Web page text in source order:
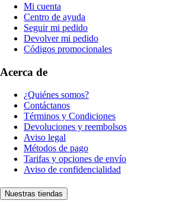
Mi cuenta
Centro de ayuda
Seguir mi pedido
Devolver mi pedido
Códigos promocionales
Acerca de
¿Quiénes somos?
Contáctanos
Términos y Condiciones
Devoluciones y reembolsos
Aviso legal
Métodos de pago
Tarifas y opciones de envío
Aviso de confidencialidad
Nuestras tiendas